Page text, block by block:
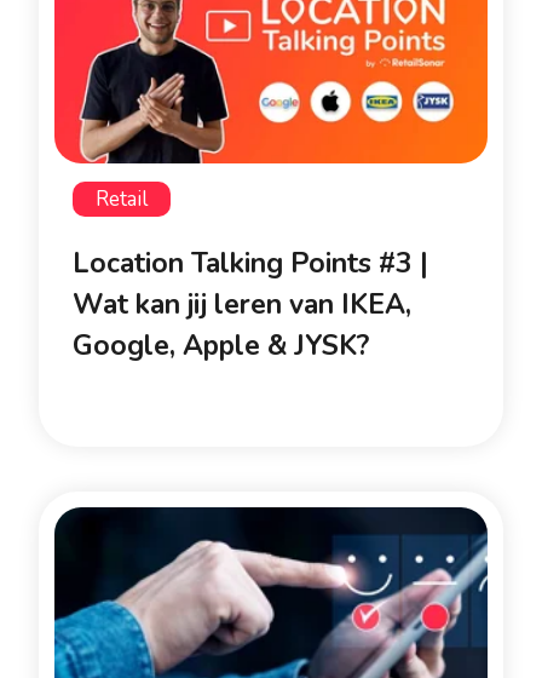
Retail
Location Talking Points #3 |
Wat kan jij leren van IKEA,
Google, Apple & JYSK?